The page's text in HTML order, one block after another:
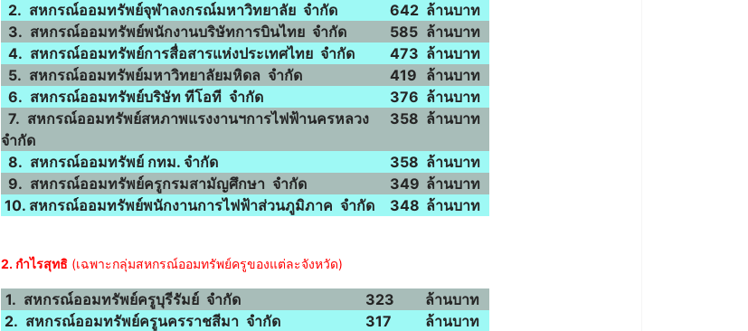
2. สหกรณ์ออมทรัพย์จุฬาลงกรณ์มหาวิทยาลัย จำกัด 642 ล้านบาท
3. สหกรณ์ออมทรัพย์พนักงานบริษัทการบินไทย จำกัด
585 ล้านบาท
4. สหกรณ์ออมทรัพย์การสื่อสารแห่งประเทศไทย จำกัด
473 ล้านบาท
5. สหกรณ์ออมทรัพย์มหาวิทยาลัยมหิดล จำกัด
419 ล้านบาท
6. สหกรณ์ออมทรัพย์บริษัท ทีโอที จำกัด
376 ล้านบาท
7. สหกรณ์ออมทรัพย์สหภาพแรงงานฯการไฟฟ้านครหลวง
จำกัด
358 ล้านบาท
8. สหกรณ์ออมทรัพย์ กทม. จำกัด 358 ล้านบาท
9. สหกรณ์ออมทรัพย์ครูกรมสามัญศึกษา จำกัด
349 ล้านบาท
10. สหกรณ์ออมทรัพย์พนักงานการไฟฟ้าส่วนภูมิภาค จำกัด
348 ล้านบาท
2. กำไรสุทธิ (เฉพาะกลุ่มสหกรณ์ออมทรัพย์ครูของแต่ละจังหวัด)
1. สหกรณ์ออมทรัพย์ครูบุรีรัมย์ จำกัด 323
ล้านบาท
2. สหกรณ์ออมทรัพย์ครูนครราชสีมา จำกัด
317
ล้านบาท